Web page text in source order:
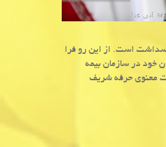
است. از این رو فرا
خود در سازمان بیمه
معنوی حرفه شریف